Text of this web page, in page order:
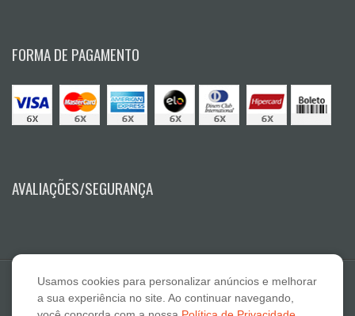
FORMA DE PAGAMENTO
AVALIAÇÕES/SEGURANÇA
Usamos cookies para personalizar anúncios e melhorar
a sua experiência no site. Ao continuar navegando,